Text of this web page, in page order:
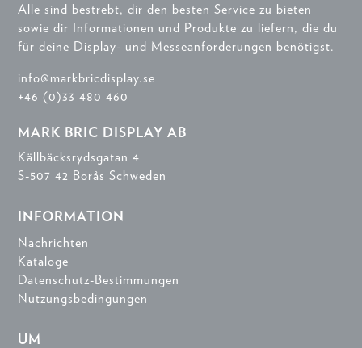
Alle sind bestrebt, dir den besten Service zu bieten
sowie dir Informationen und Produkte zu liefern, die du
für deine Display- und Messeanforderungen benötigst.
info@markbricdisplay.se
+46 (0)33 480 460
MARK BRIC DISPLAY AB
Källbäcksrydsgatan 4
S-507 42 Borås Schweden
INFORMATION
Nachrichten
Kataloge
Datenschutz-Bestimmungen
Nutzungsbedingungen
UM